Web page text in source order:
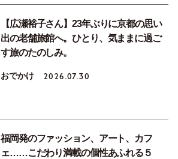
【広瀬裕子さん】23年ぶりに京都の思い
出の老舗旅館へ。ひとり、気ままに過ご
す旅のたのしみ。
おでかけ 2026.07.30
福岡発のファッション、アート、カフ
ェ……こだわり満載の個性あふれる５